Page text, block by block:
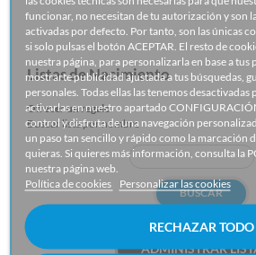
funcionar, no necesitan de tu autorización y son
activadas por defecto. Por tanto, son las únicas
si solo pulsas el botón ACEPTAR. El resto de
nuestra página, para personalizarla en base a
mostrarte publicidad ajustada a tus búsquedas,
personales. Todas ellas las tenemos
activarlas en nuestro apartado
control y disfruta de una navegación
un paso tan sencillo y rápido como la marcación
quieras. Si quieres más información, consulta la
nuestra página web.
Política de cookies
Personalizar las cookies
RECHAZAR TODO
Listas de Nacimiento
Ofrecer un regalo
Buscar lista por nombre
BUSCAR
ADMINISTRAR